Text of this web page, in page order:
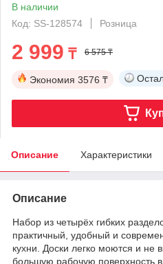
В наличии
Код: SS-128574
Розница
2 999 ₸ 6 575 ₸
Экономия 3576 ₸
Описание Характеристики
Описание
Набор из четырёх гибких
практичный, удобный и
кухни. Доски легко моются и не
большую рабочую поверхность